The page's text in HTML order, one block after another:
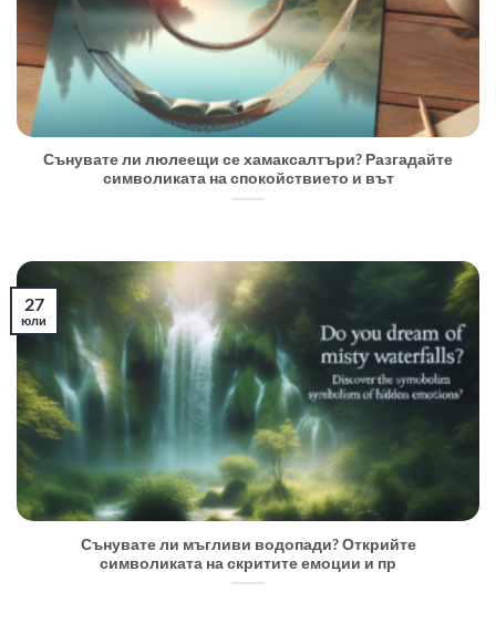
Сънувате ли люлеещи се хамаксалтъри? Разгадайте
символиката на спокойствието и вът
Сънувате ли мъгливи водопади? Открийте
символиката на скритите емоции и пр
27
юли